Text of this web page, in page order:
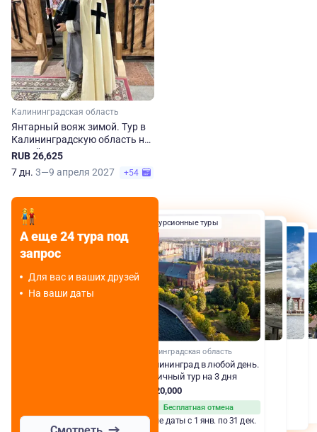
Калининградская область
Янтарный вояж зимой. Тур в
Калининградскую область на
7 дней
RUB 26,625
7 дн. 3—9 апреля 2027 +54
А еще 24 тура под
запрос
Для вас и ваших друзей
На ваши даты
Экскурсионные туры
Калининградская область
В Калининград в любой день.
Цикличный тур на 3 дня
RUB 20,000
Бесплатная отмена
Любые даты с 1 янв. по 31 дек.
Экскурсионные туры
Экскурсионные туры